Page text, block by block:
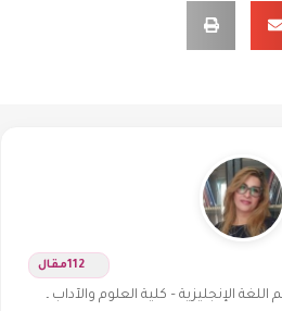
112مقال
الإنجليزية – كلية العلوم والآداب ـ